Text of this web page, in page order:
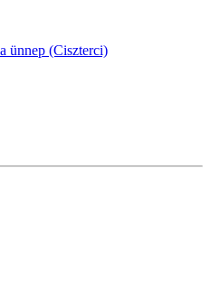
ünnep (Ciszterci)